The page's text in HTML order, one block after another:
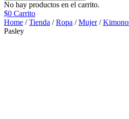
No hay productos en el carrito.
$0 Carrito
Home /Tienda /Ropa /Mujer/
Pasley